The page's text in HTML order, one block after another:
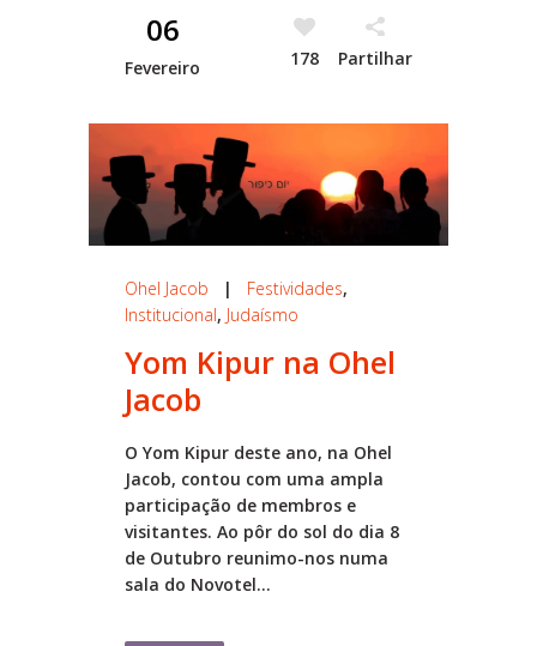
06
Fevereiro 178 Partilhar
Ohel Jacob | Festividades,
Institucional, Judaísmo
Yom Kipur na Ohel
Jacob
O Yom Kipur deste ano, na Ohel
Jacob, contou com uma ampla
participação de membros e
visitantes. Ao pôr do sol do dia 8
de Outubro reunimo-nos numa
sala do Novotel...